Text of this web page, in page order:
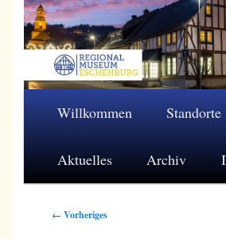
Zum
primären
Inhalt
Regionalmuseum
Willkommen Standorte
Aktuelles Archiv
Bilder-
← Vorheriges